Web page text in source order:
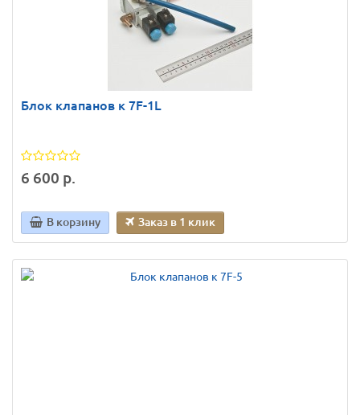
Блок клапанов к 7F-1L
6 600 р.
В корзину Заказ в 1 клик